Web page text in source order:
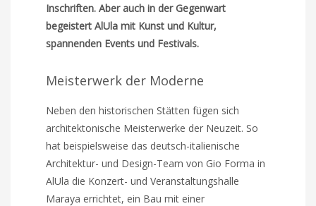
Inschriften. Aber auch in der Gegenwart
begeistert AlUla mit Kunst und Kultur,
spannenden Events und Festivals.
Meisterwerk der Moderne
Neben den historischen Stätten fügen sich
architektonische Meisterwerke der Neuzeit. So
hat beispielsweise das deutsch-italienische
Architektur- und Design-Team von Gio Forma in
AlUla die Konzert- und Veranstaltungshalle
Maraya errichtet, ein Bau mit einer